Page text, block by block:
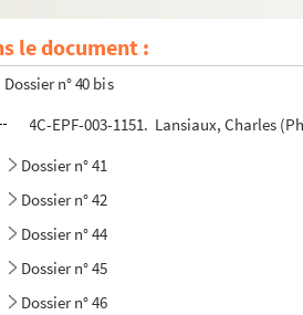
le document :
Dossier n° 39
Dossier n° 39 bis
Dossier n° 40 bis
4C-EPF-003-1151. Lansiaux, Charles
Dossier n° 41
Dossier n° 42
Dossier n° 44
Dossier n° 45
Dossier n° 46